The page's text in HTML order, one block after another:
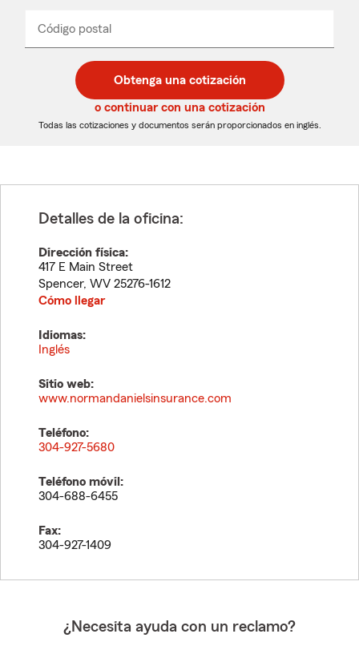
desplegable
Código postal
de
5
dígitos
de
5
dígitos
_____
Obtenga una cotización
o continuar con una cotización
Todas las cotizaciones y documentos serán proporcionados en inglés.
Detalles de la oficina:
Dirección física:
417 E Main Street
Spencer, WV 25276-1612
Cómo llegar
Idiomas:
Inglés
Sitio web:
www.normandanielsinsurance.com
Teléfono:
304-927-5680
Teléfono móvil:
304-688-6455
Fax:
304-927-1409
¿Necesita ayuda con un reclamo?